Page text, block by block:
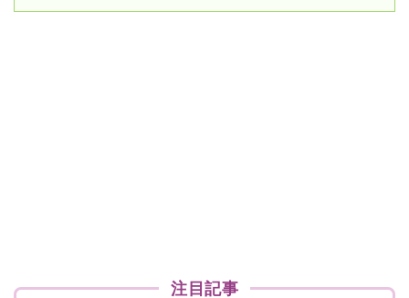
注目記事